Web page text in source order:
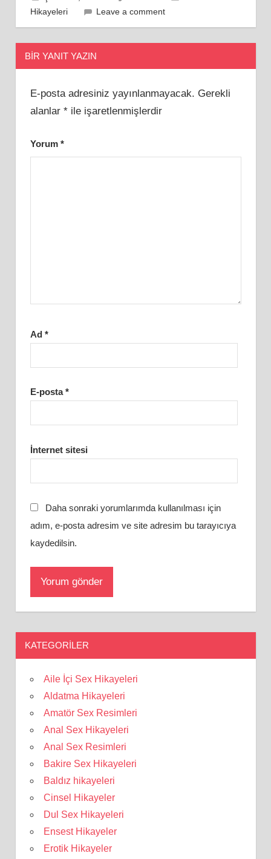
Hikayeleri
Leave a comment
BIR YANIT YAZIN
E-posta adresiniz yayınlanmayacak. Gerekli
alanlar *ile işaretlenmişlerdir
Yorum *
Ad *
E-posta*
İnternet sitesi
Daha sonraki yorumlarımda kullanılması için
adım, e-posta adresim ve site adresim bu tarayıcıya
kaydedilsin.
KATEGORILER
Aile İçi Sex Hikayeleri
Aldatma Hikayeleri
Amatör Sex Resimleri
Anal Sex Hikayeleri
Anal Sex Resimleri
Bakire Sex Hikayeleri
Baldız hikayeleri
Cinsel Hikayeler
Dul Sex Hikayeleri
Ensest Hikayeler
Erotik Hikayeler